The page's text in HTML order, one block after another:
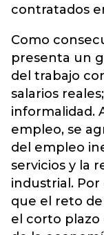
contratados
Como
presenta un
del trabajo
salarios
informalidad.
empleo, se
del empleo
servicios y la
industrial.
que el reto
el corto plazo